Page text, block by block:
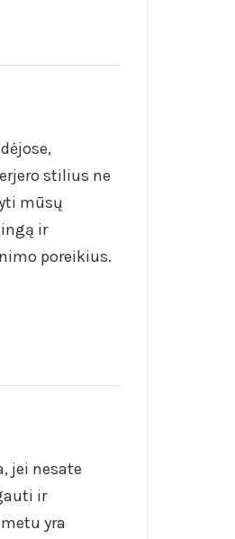
stilius ne
mūsų
ir
poreikius.
jei nesate
ir
yra